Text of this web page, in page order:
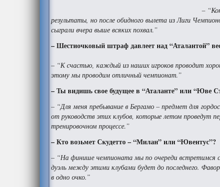
–
результаты, но после обидного вылета из Лиги
сыграли вчера выше всяких похвал.”
– Шестиочковый штраф давлеет над “Аталантой”
– “К счастью, каждый из наших игроков проводит
этому мы проводим отличный чемпионат.”
– Ты видишь свое будущее в “Аталанте” или “Юве
– “Для меня пребывание в Бергамо – предмет для
от руководств этих клубов, которые летом проведут
тренировочном процессе.”
– Кто возьмет Скудетто – “Милан” или “Ювентус”?
– “На финише чемпионата мы по очереди встретимся
дуэль между этими клубами будет до последнего.
в одно очко.”